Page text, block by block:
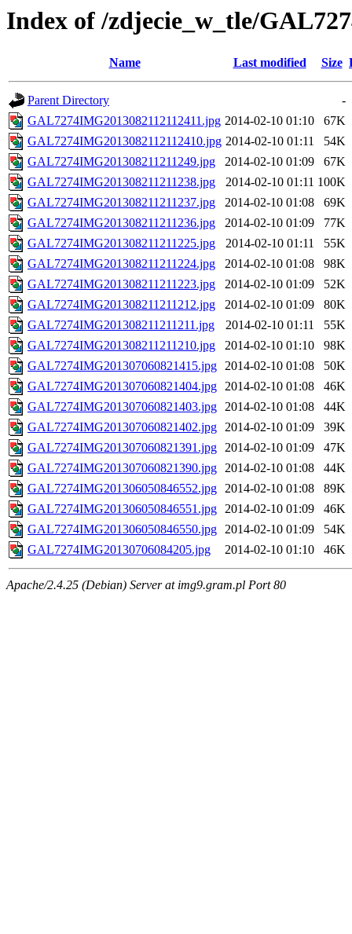
Index of /zdjecie_w_tle/
Name Last modified Size
Parent Directory
-
GAL7274IMG2013082112112411.jpg 2014-02-10 01:10
67K
GAL7274IMG2013082112112410.jpg 2014-02-10 01:11
54K
GAL7274IMG201308211211249.jpg
2014-02-10 01:09
67K
GAL7274IMG201308211211238.jpg
2014-02-10 01:11 100K
GAL7274IMG201308211211237.jpg
2014-02-10 01:08
69K
GAL7274IMG201308211211236.jpg
2014-02-10 01:09
77K
GAL7274IMG201308211211225.jpg
2014-02-10 01:11
55K
GAL7274IMG201308211211224.jpg
2014-02-10 01:08
98K
GAL7274IMG201308211211223.jpg
2014-02-10 01:09
52K
GAL7274IMG201308211211212.jpg
2014-02-10 01:09
80K
GAL7274IMG201308211211211.jpg
2014-02-10 01:11
55K
GAL7274IMG201308211211210.jpg
2014-02-10 01:10
98K
GAL7274IMG201307060821415.jpg 2014-02-10 01:08
50K
GAL7274IMG201307060821404.jpg 2014-02-10 01:08
46K
GAL7274IMG201307060821403.jpg 2014-02-10 01:08
44K
GAL7274IMG201307060821402.jpg 2014-02-10 01:09
39K
GAL7274IMG201307060821391.jpg 2014-02-10 01:09
47K
GAL7274IMG201307060821390.jpg 2014-02-10 01:08
44K
GAL7274IMG201306050846552.jpg 2014-02-10 01:08
89K
GAL7274IMG201306050846551.jpg 2014-02-10 01:09
46K
GAL7274IMG201306050846550.jpg 2014-02-10 01:09
54K
GAL7274IMG20130706084205.jpg
2014-02-10 01:10 46K
Apache/2.4.25 (Debian) Server at img9.gram.pl Port 80